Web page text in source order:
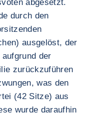
abgesetzt.
durch den
ausgelöst, der
der
zurückzuführen
was den
(42 Sitze) aus
wurde daraufhin